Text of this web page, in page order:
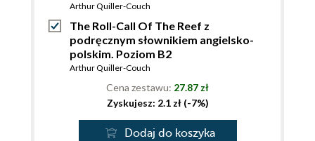
Arthur Quiller-Couch
The Roll-Call Of The Reef z
podręcznym słownikiem angielsko-
polskim. Poziom B2
Arthur Quiller-Couch
Cena zestawu: 27.87 zł
Zyskujesz: 2.1 zł (-7%)
Dodaj do koszyka